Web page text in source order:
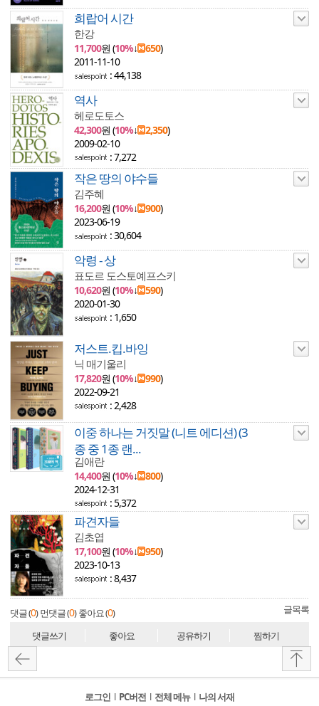
희랍어 시간
한강
11,700원 (10%↓ 650)
2011-11-10
: 44,138
역사
헤로도토스
42,300원 (10%↓ 2,350)
2009-02-10
: 7,272
작은 땅의 야수들
김주혜
16,200원 (10%↓ 900)
2023-06-19
: 30,604
악령 - 상
표도르 도스토예프스키
10,620원 (10%↓ 590)
2020-01-30
: 1,650
저스트.킵.바잉
닉 매기울리
17,820원 (10%↓ 990)
2022-09-21
: 2,428
이중 하나는 거짓말 (니트 에디션) (3
종 중 1종 랜...
김애란
14,400원 (10%↓ 800)
2024-12-31
: 5,372
파견자들
김초엽
17,100원 (10%↓ 950)
2023-10-13
: 8,437
댓글 (0) 먼댓글 (0) 좋아요 (0) 글목록
댓글쓰기 좋아요 공유하기 찜하기
로그인 l PC버전 l 전체 메뉴 l 나의 서재